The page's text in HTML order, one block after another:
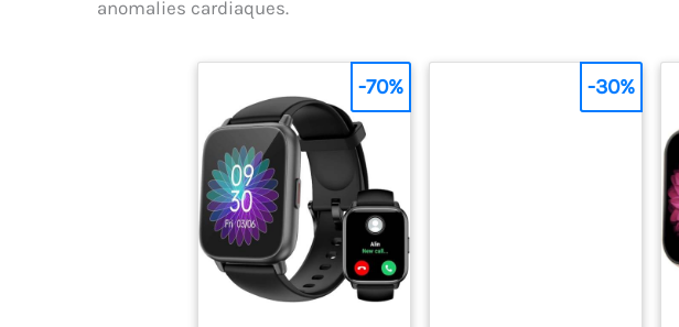
anomalies cardiaques.
-70% -30%